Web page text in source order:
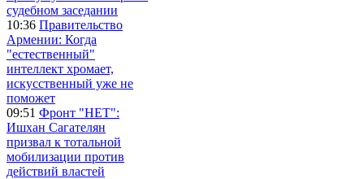
судебном заседании
10:36 Правительство
Армении: Когда
"естественный"
интеллект хромает,
искусственный уже не
поможет
09:51 Фронт "НЕТ":
Ишхан Сагателян
призвал к тотальной
мобилизации против
действий властей